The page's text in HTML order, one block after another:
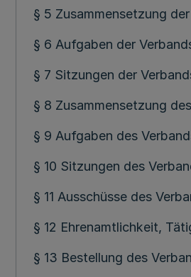
§ 5 Zusammensetzung
§ 6 Aufgaben der
§ 7 Sitzungen der
§ 8 Zusammensetzung
§ 9 Aufgaben des
§ 10 Sitzungen des
§ 11 Ausschüsse des
§ 12 Ehrenamtlichkeit,
§ 13 Bestellung des